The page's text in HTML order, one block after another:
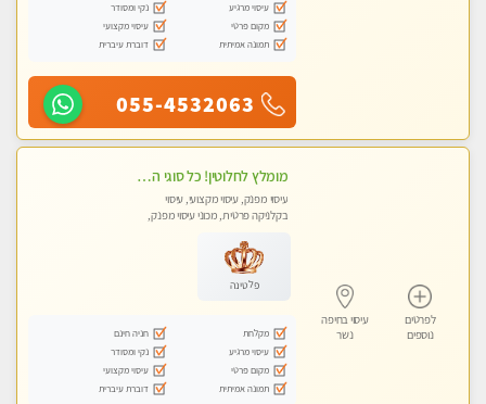
עיסוי מרגיע
נקי ומסודר
מקום פרטי
עיסוי מקצועי
תמונה אמיתית
דוברת עיברית
055-4532063
לפרטים
נוספים
עיסוי בחיפה
נשר
מומלץ לחלוטין! כל סוגי העיסויים מעסה מקצועית ואיכותית פרטי!!!
עיסוי מפנק, עיסוי מקצועי, עיסוי
בקלניקה פרטית, מכוני עיסוי מפנק,
פלטינה
מקלחת
חניה חינם
עיסוי מרגיע
נקי ומסודר
מקום פרטי
עיסוי מקצועי
תמונה אמיתית
דוברת עיברית